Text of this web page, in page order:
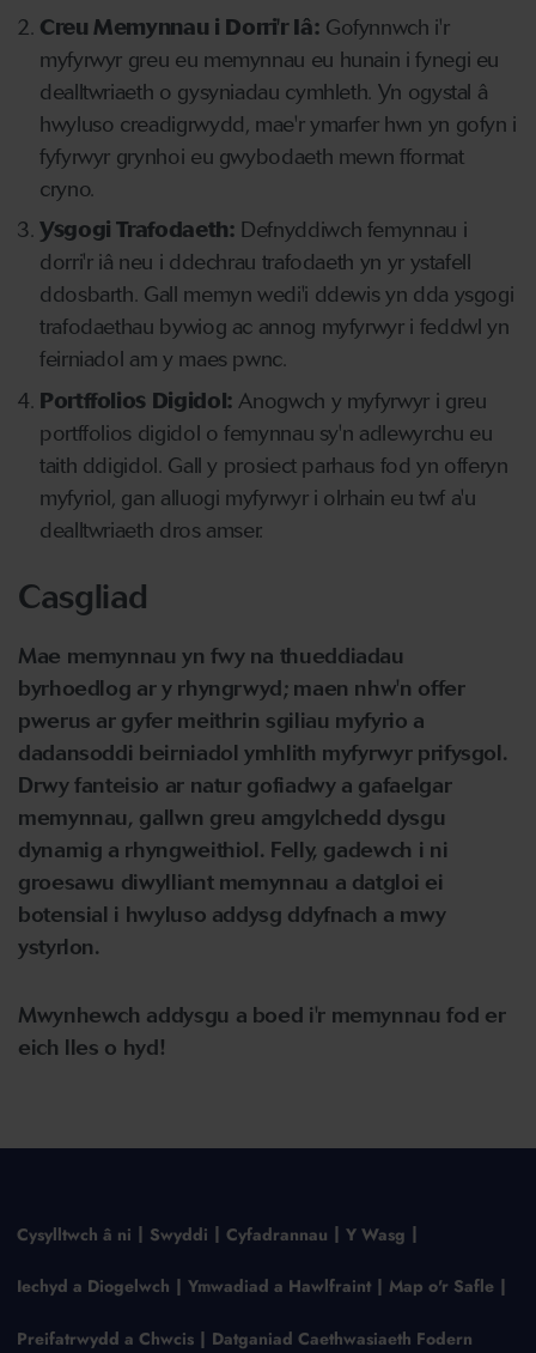
Creu Memynnau i Dorri'r Iâ: Gofynnwch i'r
myfyrwyr greu eu memynnau eu hunain i fynegi eu
dealltwriaeth o gysyniadau cymhleth. Yn ogystal â
hwyluso creadigrwydd, mae'r ymarfer hwn yn gofyn i
fyfyrwyr grynhoi eu gwybodaeth mewn fformat
cryno.
Ysgogi Trafodaeth: Defnyddiwch femynnau i
dorri'r iâ neu i ddechrau trafodaeth yn yr ystafell
ddosbarth. Gall memyn wedi'i ddewis yn dda ysgogi
trafodaethau bywiog ac annog myfyrwyr i feddwl yn
feirniadol am y maes pwnc.
Portffolios Digidol:Anogwch y myfyrwyr i greu
portffolios digidol o femynnau sy'n adlewyrchu eu
taith ddigidol. Gall y prosiect parhaus fod yn offeryn
myfyriol, gan alluogi myfyrwyr i olrhain eu twf a'u
dealltwriaeth dros amser.
Casgliad
Mae memynnau yn fwy na thueddiadau
byrhoedlog ar y rhyngrwyd; maen nhw'n offer
pwerus ar gyfer meithrin sgiliau myfyrio a
dadansoddi beirniadol ymhlith myfyrwyr prifysgol.
Drwy fanteisio ar natur gofiadwy a gafaelgar
memynnau, gallwn greu amgylchedd dysgu
dynamig a rhyngweithiol. Felly, gadewch i ni
groesawu diwylliant memynnau a datgloi ei
botensial i hwyluso addysg ddyfnach a mwy
ystyrlon.
Mwynhewch addysgu a boed i'r memynnau fod er
eich lles o hyd!
Cysylltwch â ni Swyddi Cyfadrannau Y Wasg
Iechyd a Diogelwch Ymwadiad a Hawlfraint Map o'r Safle
Preifatrwydd a Chwcis Datganiad Caethwasiaeth Fodern